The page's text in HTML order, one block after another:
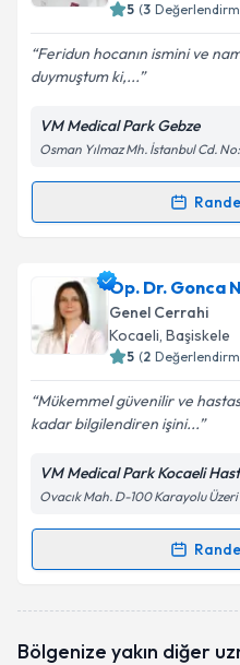
5 (3
Feridun hocanın ismini ve
duymuştum ki,...
VM Medical Park Gebze
Osman Yılmaz Mh. İstanbul Cd.
Randevu Takvimi
Op. Dr. Feridun Aysu
oluşturun. Size bu
takvim
Kişisel verilerimin
Metni'ni okudum ve
kapsamda
Op. Dr. Gonca
Genel Cerrahi
Kocaeli, Başiskele
5 (2
Mükemmel güvenilir ve
kadar bilgilendiren işini...
VM Medical Park Kocaeli
Ovacık Mah. D-100 Karayolu
Randevu Takvimi
takvimi talebi oluşturun.
Bölgenize yakın diğer